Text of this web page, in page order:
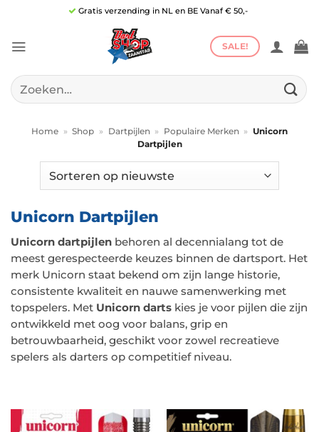
inhoud
Gratis verzending in NL en BE Vanaf € 50,-
SALE!
Zoeken
naar:
Home » Shop » Dartpijlen » Populaire Merken »
Unicorn
Dartpijlen
Unicorn Dartpijlen
Unicorn dartpijlen behoren al decennialang tot de
meest gerespecteerde keuzes binnen de dartsport. Het
merk Unicorn staat bekend om zijn lange historie,
consistente kwaliteit en nauwe samenwerking met
topspelers. Met Unicorn darts kies je voor pijlen die zijn
ontwikkeld met oog voor balans, grip en
betrouwbaarheid, geschikt voor zowel recreatieve
spelers als darters op competitief niveau.